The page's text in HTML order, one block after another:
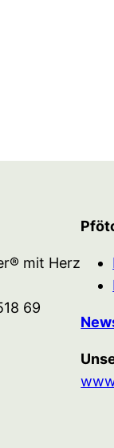
mit Herz
69